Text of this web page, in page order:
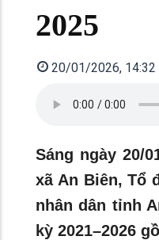
2025
20/01/2026, 14:32
Sáng ngày 20/
xã An Biên, Tổ
nhân dân tỉnh
kỳ 2021–2026